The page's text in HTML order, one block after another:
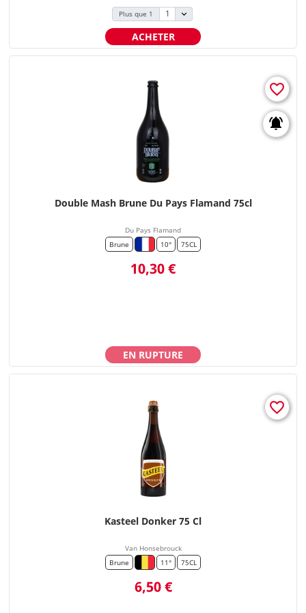
Plus que 1
ACHETER
Double Mash Brune Du Pays Flamand 75cl
Du Pays Flamand
Brune
10° 75CL
Prix
10,30 €
EN RUPTURE
notifications_active
favorite_border
Kasteel Donker 75 Cl
Van Honsebrouck
Brune
11° 75CL
Prix
6,50 €
favorite_border